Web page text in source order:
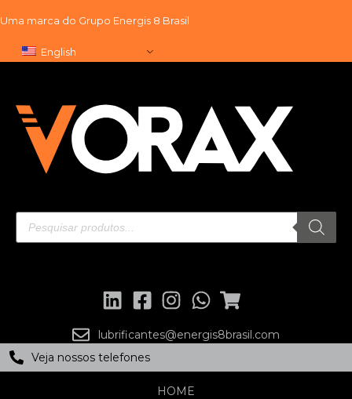
to
Uma marca do Grupo Energis 8 Brasil
English
lubrificantes@energis8brasil.com
Veja nossos telefones
HOME